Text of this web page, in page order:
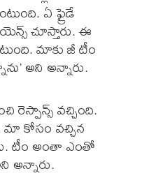
ఏ ఫ్రైడే
చూస్తారు. ఈ
మాకు జీ టీం
అని అన్నారు.
రెస్పాన్స్ వచ్చింది.
మా కోసం వచ్చిన
టీం అంతా ఎంతో
అన్నారు.